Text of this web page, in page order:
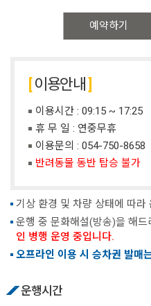
예약하기
이용안내
이용시간 : 09:15 ~ 17:25
휴 무 일 : 연중무휴
이용문의 : 054-750-8658
반려동물 동반 탑승 불가
기상 환경 및 차량 상태에 따라
운행 중 문화해설(방송)을 해드
인 병행 운영 중입니다.
오프라인 이용 시 승차권 발매
운행시간